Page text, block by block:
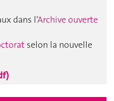
dans l’Archive ouverte
selon la nouvelle